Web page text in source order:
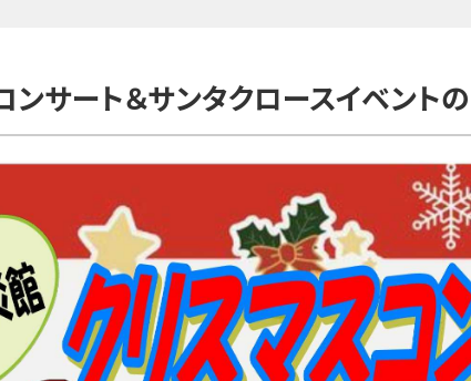
ンサート＆サンタクロースイベント